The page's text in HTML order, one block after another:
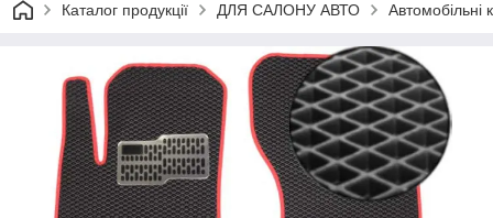
Каталог продукції ДЛЯ САЛОНУ АВТО Автомобільні